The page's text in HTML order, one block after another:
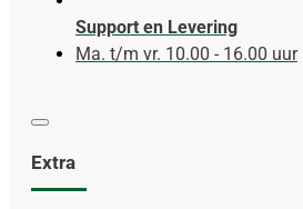
Support en Levering
Ma. t/m vr. 10.00 - 16.00 uur
Extra